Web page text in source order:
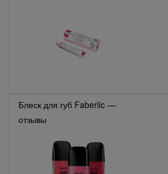
Блеск для губ Faberlic —
отзывы